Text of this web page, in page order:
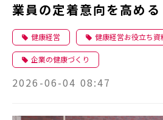
業員の定着意向を高める
健康経営 健康経営お役立ち資
企業の健康づくり
2026-06-04 08:47